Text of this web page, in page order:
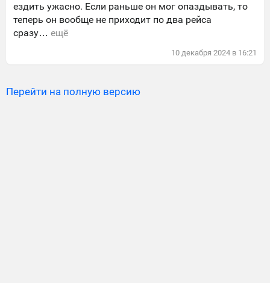
ездить ужасно. Если раньше он мог опаздывать, то
теперь он вообще не приходит по два рейса
сразу… ещё
10 декабря 2024 в 16:21
Перейти на полную версию